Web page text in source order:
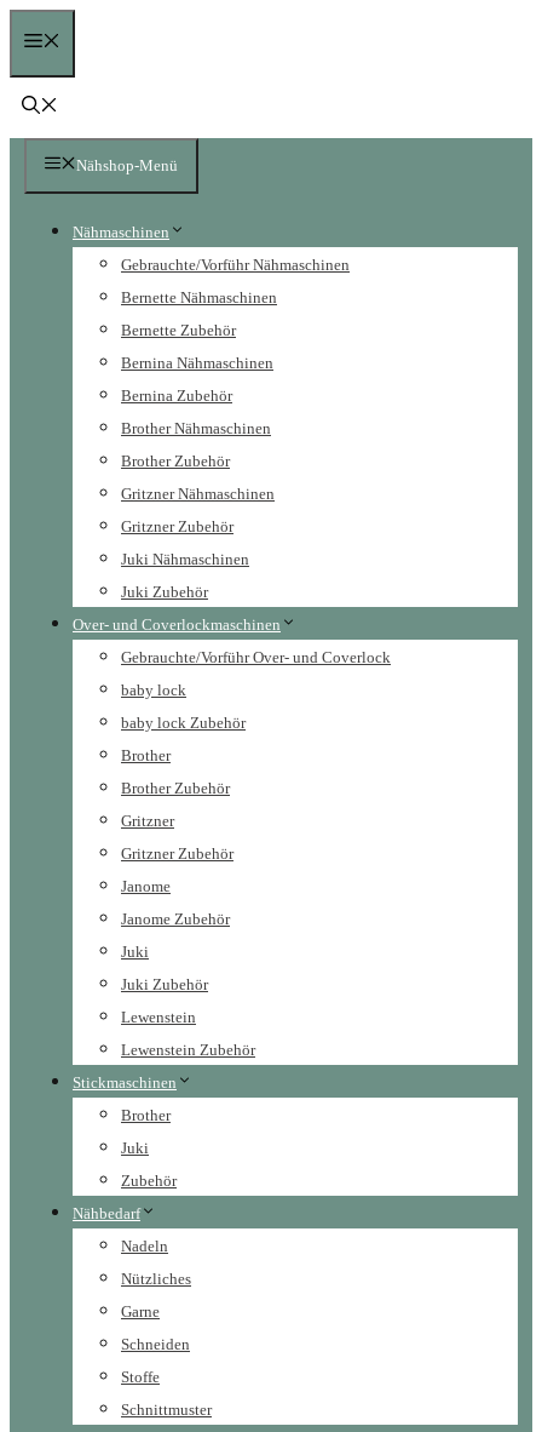
springen
Nähshop-Menü
Nähmaschinen
Gebrauchte/Vorführ Nähmaschinen
Bernette Nähmaschinen
Bernette Zubehör
Bernina Nähmaschinen
Bernina Zubehör
Brother Nähmaschinen
Brother Zubehör
Gritzner Nähmaschinen
Gritzner Zubehör
Juki Nähmaschinen
Juki Zubehör
Over- und Coverlockmaschinen
Gebrauchte/Vorführ Over- und Coverlock
baby lock
baby lock Zubehör
Brother
Brother Zubehör
Gritzner
Gritzner Zubehör
Janome
Janome Zubehör
Juki
Juki Zubehör
Lewenstein
Lewenstein Zubehör
Stickmaschinen
Brother
Juki
Zubehör
Nähbedarf
Nadeln
Nützliches
Garne
Schneiden
Stoffe
Schnittmuster